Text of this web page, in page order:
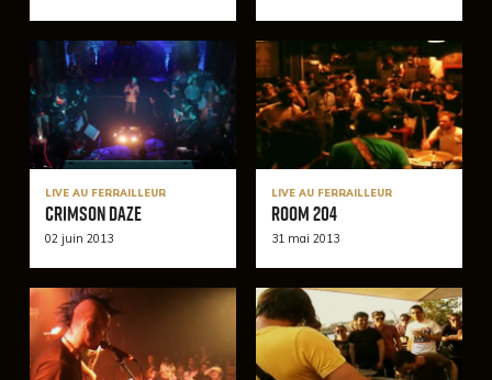
LIVE AU FERRAILLEUR
Crimson Daze
02 juin 2013
LIVE AU FERRAILLEUR
Room 204
31 mai 2013